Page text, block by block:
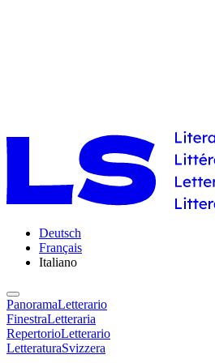
Deutsch
Français
Italiano
PanoramaLetterario
FinestraLetteraria
RepertorioLetterario
LetteraturaSvizzera